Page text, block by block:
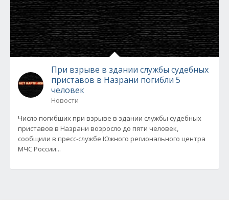
При взрыве в здании службы судебных
приставов в Назрани погибли 5
человек
Новости
Число погибших при взрыве в здании службы судебных
приставов в Назрани возросло до пяти человек,
сообщили в пресс-службе Южного регионального центра
МЧС России...